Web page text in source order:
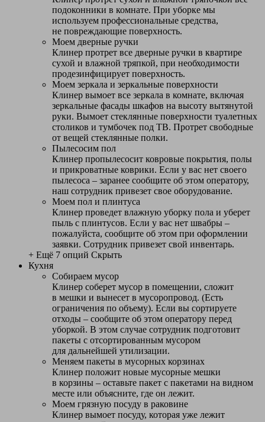
подоконники в комнате. При уборке мы
используем профессиональные средства,
не повреждающие поверхность.
Моем дверные ручки
Клинер протрет все дверные ручки в квартире
сухой и влажной тряпкой, при необходимости
продезинфицирует поверхность.
Моем зеркала и зеркальные поверхности
Клинер вымоет все зеркала в комнате, включая
зеркальные фасады шкафов на высоту вытянутой
руки. Вымоет стеклянные поверхности туалетных
столиков и тумбочек под ТВ. Протрет свободные
от вещей стеклянные полки.
Пылесосим пол
Клинер пропылесосит ковровые покрытия, полы
и прикроватные коврики. Если у вас нет своего
пылесоса – заранее сообщите об этом оператору,
наш сотрудник привезет свое оборудование.
Моем пол и плинтуса
Клинер проведет влажную уборку пола и уберет
пыль с плинтусов. Если у вас нет швабры –
пожалуйста, сообщите об этом при оформлении
заявки. Сотрудник привезет свой инвентарь.
+ Ещё 7 опций Скрыть
Кухня
Собираем мусор
Клинер соберет мусор в помещении, сложит
в мешки и вынесет в мусоропровод. (Есть
ограничения по объему). Если вы сортируете
отходы – сообщите об этом оператору перед
уборкой. В этом случае сотрудник подготовит
пакеты с отсортированным мусором
для дальнейшей утилизации.
Меняем пакеты в мусорных корзинах
Клинер положит новые мусорные мешки
в корзины – оставьте пакет с пакетами на видном
месте или объясните, где он лежит.
Моем грязную посуду в раковине
Клинер вымоет посуду, которая уже лежит